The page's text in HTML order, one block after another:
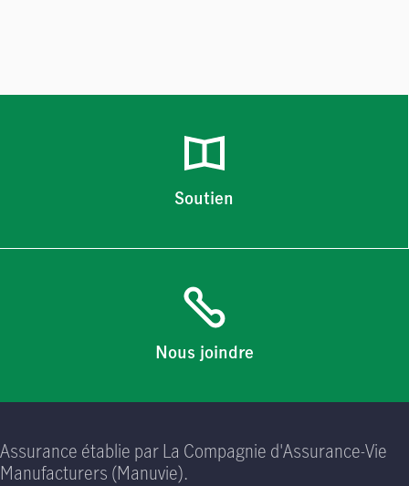
Soutien
Nous joindre
Assurance établie par La Compagnie d'Assurance-Vie
Manufacturers (Manuvie).